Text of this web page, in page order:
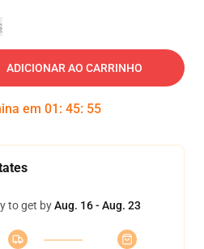
ADICIONAR AO CARRINHO
em 01 : 45: 54
to get byAug. 16 - Aug. 23